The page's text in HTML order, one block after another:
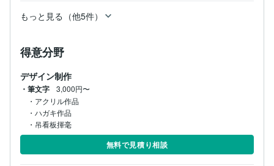
もっと見る（他5件）
得意分野
デザイン制作
・筆文字
3,000円〜
・アクリル作品
・ハガキ作品
・吊看板揮毫
無料で見積り相談